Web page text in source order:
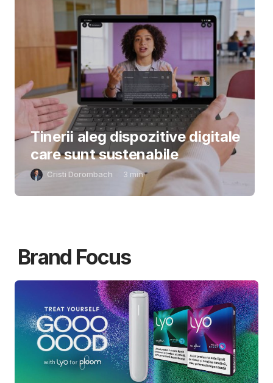
Tinerii aleg dispozitive digitale
care sunt sustenabile
Cristi Dorombach 3 min
Brand Focus